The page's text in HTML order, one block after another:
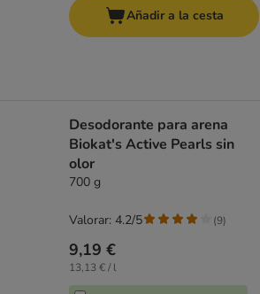
Añadir a la cesta
Desodorante para arena
Biokat's Active Pearls sin
olor
700 g
9,19 €
13,13 € / l
Valorar: 4.2/5 (9)